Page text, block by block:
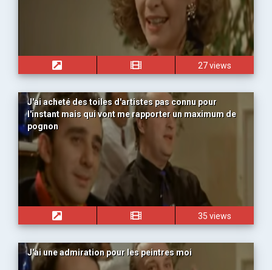
27 views
J'ai acheté des toiles d'artistes pas connu pour
l'instant mais qui vont me rapporter un maximum de
pognon
35 views
J'ai une admiration pour les peintres moi